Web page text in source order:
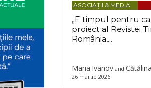
ASOCIAȚII & MEDIA
„E timpul pentru
proiect al Revistei
România,...
Maria Ivanovand
26 martie 2026